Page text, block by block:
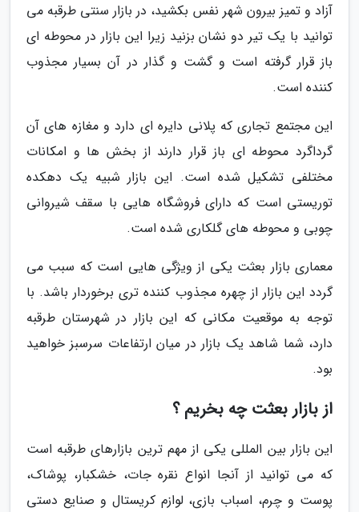
آزاد و تمیز بیرون شهر نفس بکشید، در بازار سنتی طرقبه می
توانید با یک تیر دو نشان بزنید زیرا این بازار در محوطه ای
باز قرار گرفته است و گشت و گذار در آن بسیار مجذوب
کننده است.
این مجتمع تجاری که پلانی دایره ای دارد و مغازه های آن
گرداگرد محوطه ای باز قرار دارند از بخش ها و امکانات
مختلفی تشکیل شده است. این بازار شبیه یک دهکده
توریستی است که دارای فروشگاه هایی با سقف شیروانی
چوبی و محوطه های گلکاری شده است.
معماری بازار بعثت یکی از ویژگی هایی است که سبب می
گردد این بازار از چهره مجذوب کننده تری برخوردار باشد. با
توجه به موقعیت مکانی که این بازار در شهرستان طرقبه
دارد، شما شاهد یک بازار در میان ارتفاعات سرسبز خواهید
بود.
از بازار بعثت چه بخریم ؟
این بازار بین المللی یکی از مهم ترین بازارهای طرقبه است
که می توانید از آنجا انواع نقره جات، خشکبار، پوشاک،
پوست و چرم، اسباب بازی، لوازم کریستال و صنایع دستی